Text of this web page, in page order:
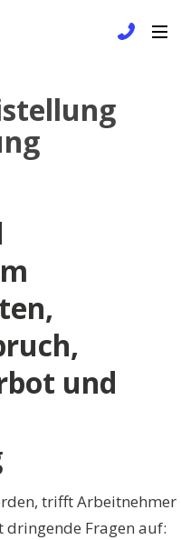
und
trifft Arbeitnehmer
Fragen auf: